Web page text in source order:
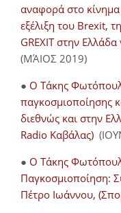
αναφορά στο
εξέλιξη του Brexit,
GREXIT στην
(ΜΆΙΟΣ 2019)
● Ο Τάκης
παγκοσμιοποίησης
διεθνώς και στην
Radio Καβάλας)
● Ο Τάκης
Παγκοσμιοποίηση:
Πέτρο Ιωάννου,